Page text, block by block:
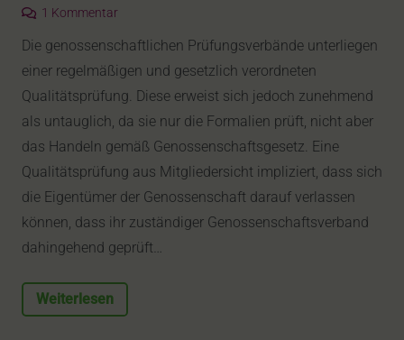
1 Kommentar
Die genossenschaftlichen Prüfungsverbände unterliegen
einer regelmäßigen und gesetzlich verordneten
Qualitätsprüfung. Diese erweist sich jedoch zunehmend
als untauglich, da sie nur die Formalien prüft, nicht aber
das Handeln gemäß Genossenschaftsgesetz. Eine
Qualitätsprüfung aus Mitgliedersicht impliziert, dass sich
die Eigentümer der Genossenschaft darauf verlassen
können, dass ihr zuständiger Genossenschaftsverband
dahingehend geprüft…
Weiterlesen